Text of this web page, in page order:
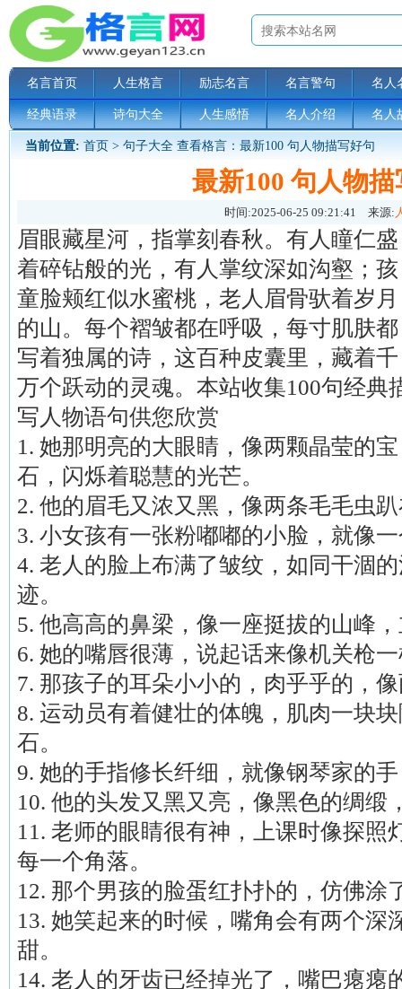
名言首页 人生格言 励志名言 名言警句 名人
经典语录 诗句大全 人生感悟 名人介绍 名人
当前位置: 首页 > 句子大全 查看格言：最新100 句人物描写好句
最新100 句人物
时间:2025-06-25 09:21:41 来源:
眉眼藏星河，指掌刻春秋。有人瞳仁盛
着碎钻般的光，有人掌纹深如沟壑；孩
童脸颊红似水蜜桃，老人眉骨驮着岁月
的山。每个褶皱都在呼吸，每寸肌肤都
写着独属的诗，这百种皮囊里，藏着千
万个跃动的灵魂。本站收集100句经典
写人物语句供您欣赏
1. 她那明亮的大眼睛，像两颗晶莹的宝
石，闪烁着聪慧的光芒。
2. 他的眉毛又浓又黑，像两条毛毛虫
3. 小女孩有一张粉嘟嘟的小脸，就像
4. 老人的脸上布满了皱纹，如同干涸
迹。
5. 他高高的鼻梁，像一座挺拔的山峰
6. 她的嘴唇很薄，说起话来像机关枪
7. 那孩子的耳朵小小的，肉乎乎的，
8. 运动员有着健壮的体魄，肌肉一块
石。
9. 她的手指修长纤细，就像钢琴家的
10. 他的头发又黑又亮，像黑色的绸
11. 老师的眼睛很有神，上课时像探照
每一个角落。
12. 那个男孩的脸蛋红扑扑的，仿佛涂
13. 她笑起来的时候，嘴角会有两个深
甜。
14. 老人的牙齿已经掉光了，嘴巴瘪瘪